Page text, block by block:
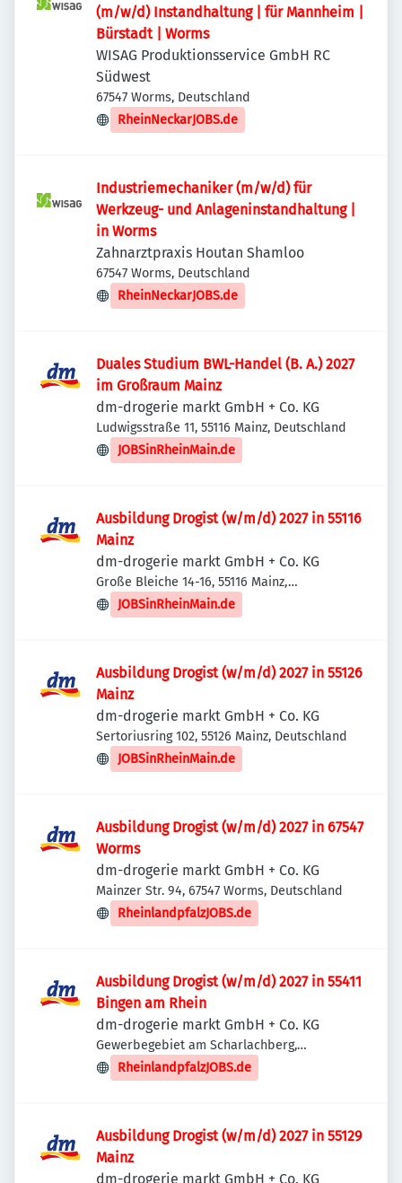
(m/w/d) Instandhaltung | für Mannheim |
Bürstadt | Worms
WISAG Produktionsservice GmbH RC
Südwest
67547 Worms, Deutschland
RheinNeckarJOBS.de
Industriemechaniker (m/w/d) für
Werkzeug- und Anlageninstandhaltung |
in Worms
Zahnarztpraxis Houtan Shamloo
67547 Worms, Deutschland
RheinNeckarJOBS.de
Duales Studium BWL-Handel (B. A.) 2027
im Großraum Mainz
dm-drogerie markt GmbH + Co. KG
Ludwigsstraße 11, 55116 Mainz, Deutschland
JOBSinRheinMain.de
Ausbildung Drogist (w/m/d) 2027 in 55116
Mainz
dm-drogerie markt GmbH + Co. KG
Große Bleiche 14-16, 55116 Mainz,
Deutschland
JOBSinRheinMain.de
Ausbildung Drogist (w/m/d) 2027 in 55126
Mainz
dm-drogerie markt GmbH + Co. KG
Sertoriusring 102, 55126 Mainz, Deutschland
JOBSinRheinMain.de
Ausbildung Drogist (w/m/d) 2027 in 67547
Worms
dm-drogerie markt GmbH + Co. KG
Mainzer Str. 94, 67547 Worms, Deutschland
RheinlandpfalzJOBS.de
Ausbildung Drogist (w/m/d) 2027 in 55411
Bingen am Rhein
dm-drogerie markt GmbH + Co. KG
Gewerbegebiet am Scharlachberg,
Hitchinstraße 45, 55411 Bingen am Rhein,
Deutschland
RheinlandpfalzJOBS.de
Ausbildung Drogist (w/m/d) 2027 in 55129
Mainz
dm-drogerie markt GmbH + Co. KG